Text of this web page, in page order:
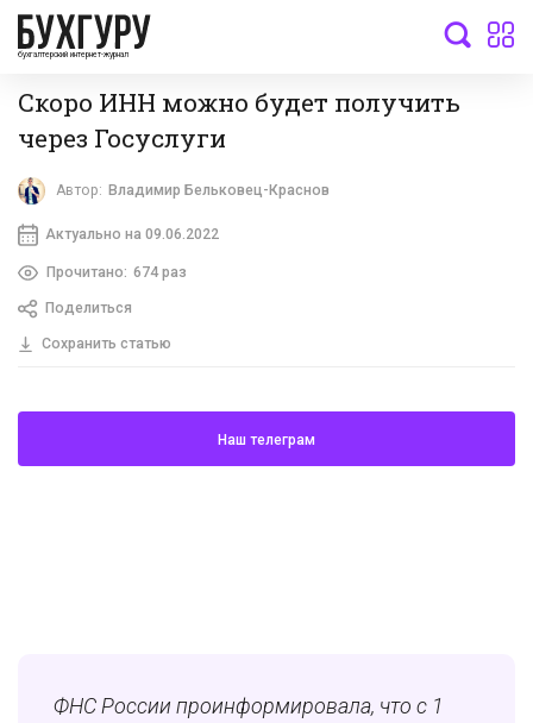
бухгалтерский интернет-журнал
Скоро ИНН можно будет получить
через Госуслуги
Автор: Владимир Бельковец-Краснов
Актуально на 09.06.2022
Прочитано: 674 раз
Поделиться
Сохранить статью
Наш телеграм
ФНС России проинформировала, что с 1